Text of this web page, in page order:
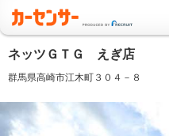
ネッツＧＴＧ えぎ店
群馬県高崎市江木町３０４－８